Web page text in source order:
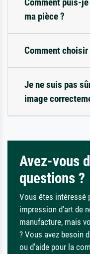
Comment puis-
ma pièce ?
Comment
Je ne suis pas
image
Avez-vous
questions ?
Vous êtes intéressé
impression d'art de
manufacture, mais
? Vous avez besoin
ou d'aide pour la